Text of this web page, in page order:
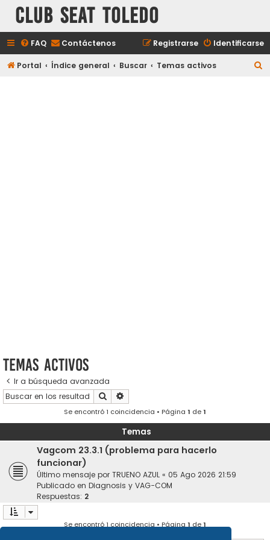
Club Seat Toledo
FAQ Contáctenos Identificarse
Registrarse
Portal Índice general Buscar Temas activos
Temas activos
Ir a búsqueda avanzada
Buscar
Se encontró 1 coincidencia • Página 1 de1
Temas
Vagcom 23.3.1 (problema para hacerlo
funcionar)
Último mensaje por TRUENO AZUL « 05 Ago 2026 21:59
Publicado en Diagnosis y VAG-COM
Respuestas: 2
Se encontró 1 coincidencia • Página1de1